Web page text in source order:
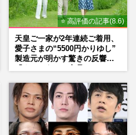
⭐ 高評価の記事(8.6)
天皇ご一家が2年連続ご着用、
愛子さまの“5500円かりゆし”
製造元が明かす驚きの反響